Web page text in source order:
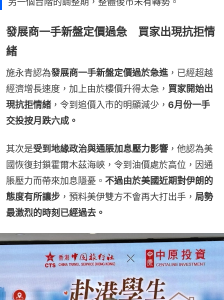
發展商一手新盤定價過急 買家出現抗拒情
緒
施永青認為發展商一手新盤定價過於急進 ，已經超越
經濟增長速度，加上由於樓價升得太急， 買家開始出
現抗拒情緒，令到追價入市的明顯減少， 6月份一手
交投按月跌六成。
其次是受到地緣政治與通脹加息壓力影響 ，他認為美
國恢復封鎖霍爾木茲海峽，令到油價處於高位，因通
脹壓力而帶來加息隱憂。 不過由於美國近期對伊朗的
態度有所讓步 ，預料美伊雙方不會再大打出手， 局勢
最激烈的時刻已經過去。